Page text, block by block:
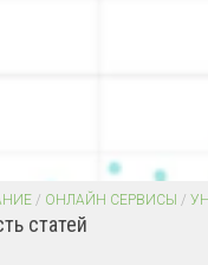
/ ОНЛАЙН СЕРВИСЫ /
статей